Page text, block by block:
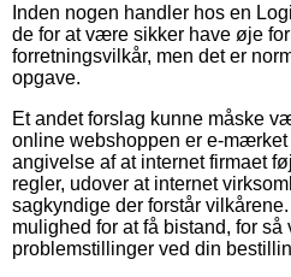
Inden nogen handler hos en
de for at være sikker have øje
forretningsvilkår, men det er
opgave.
Et andet forslag kunne måske
online webshoppen er e-
angivelse af at internet firmaet
regler, udover at internet
sagkyndige der forstår
mulighed for at få bistand, for
problemstillinger ved din